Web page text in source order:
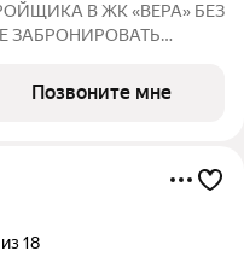
В ЖК «ВЕРА» БЕЗ
ПО СЕМЕЙНОЙ
Саранск,
Позвоните мне
18